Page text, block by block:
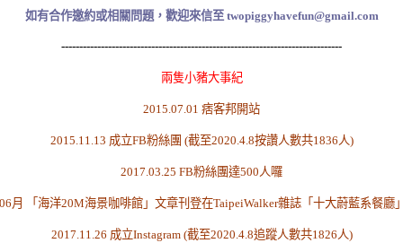
如有合作邀約或相關問題，歡迎來信至 twopiggyhavefun@gmail.com
------------------------------------------------------------------------------
兩隻小豬大事紀
2015.07.01 痞客邦開站
2015.11.13 成立FB粉絲團 (截至2020.4.8按讚人數共1836人)
2017.03.25 FB粉絲團達500人囉
月 「海洋20M海景咖啡館」文章刊登在TaipeiWalker雜誌「十大蔚藍系餐廳
2017.11.26 成立Instagram (截至2020.4.8追蹤人數共1826人)